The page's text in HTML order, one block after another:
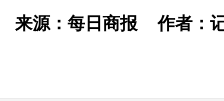
来源：每日商报作者：